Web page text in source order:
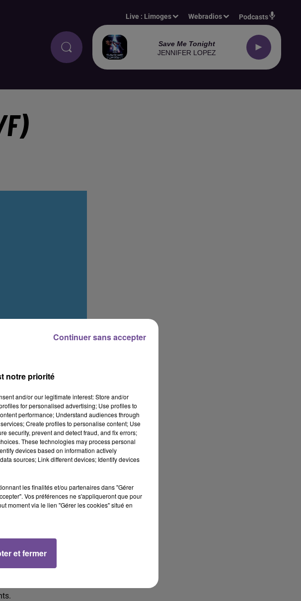
Live : Limoges Webradios Podcasts
Save Me Tonight
JENNIFER LOPEZ
F)
gérez les imprévus
physique et
recrutez les
notre priorité
and/or our legitimate interest: Store and/or
for personalised advertising; Use profiles to
performance; Understand audiences through
Create profiles to personalise content; Use
security, prevent and detect fraud, and fix errors;
These technologies may process personal
devices based on information actively
sources; Link different devices; Identify devices
les finalités et/ou partenaires dans "Gérer
Vos préférences ne s'appliqueront que pour
moment via le lien "Gérer les cookies" situé en
et fermer
Continuer sans accepter